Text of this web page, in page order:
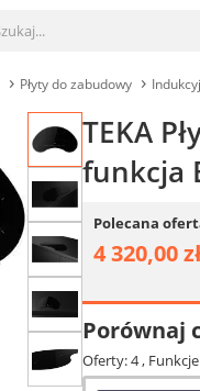
Płyty do zabudowy
TEKA
funkcja
Polecana
4 320,00
Porównaj
Oferty: 4,